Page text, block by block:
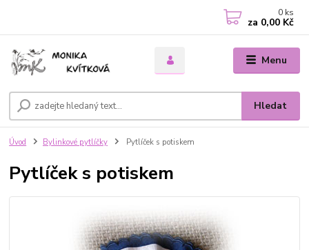
Menu
Hledat
0 ks
za 0,00 Kč
Úvod Bylinkové pytlíčky Pytlíček s potiskem
Pytlíček s potiskem